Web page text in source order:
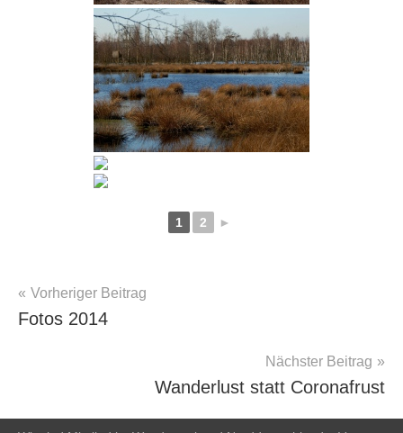
1 2 ►
Fotos
Beitragsnavigation
Vorheriger Beitrag
Fotos 2014
Nächster Beitrag
Wanderlust statt Coronafrust